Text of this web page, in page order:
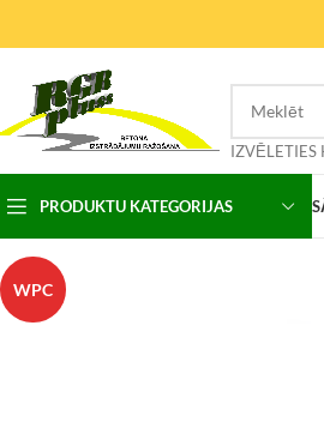
IZVĒLETIES
PRODUKTU KATEGORIJAS
WPC